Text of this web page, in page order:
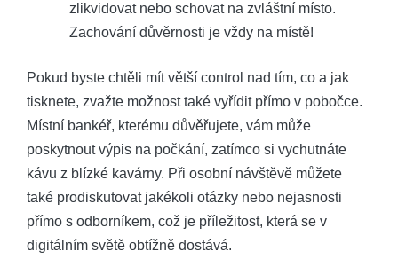
⁣zlikvidovat nebo schovat na zvláštní místo.
⁤Zachování‌ důvěrnosti je vždy na místě!
Pokud byste chtěli mít větší control nad tím, ⁢co a jak
tisknete, zvažte možnost také vyřídit ⁢přímo v pobočce.
‍Místní bankéř,⁢ kterému důvěřujete,⁤ vám může
poskytnout ⁢výpis na počkání, zatímco si vychutnáte⁣
kávu z blízké kavárny. Při osobní návštěvě můžete
⁤také ⁢prodiskutovat jakékoli otázky nebo nejasnosti
přímo s odborníkem, což⁤ je příležitost,⁣ která ‌se v
digitálním světě⁢ obtížně⁤ dostává.